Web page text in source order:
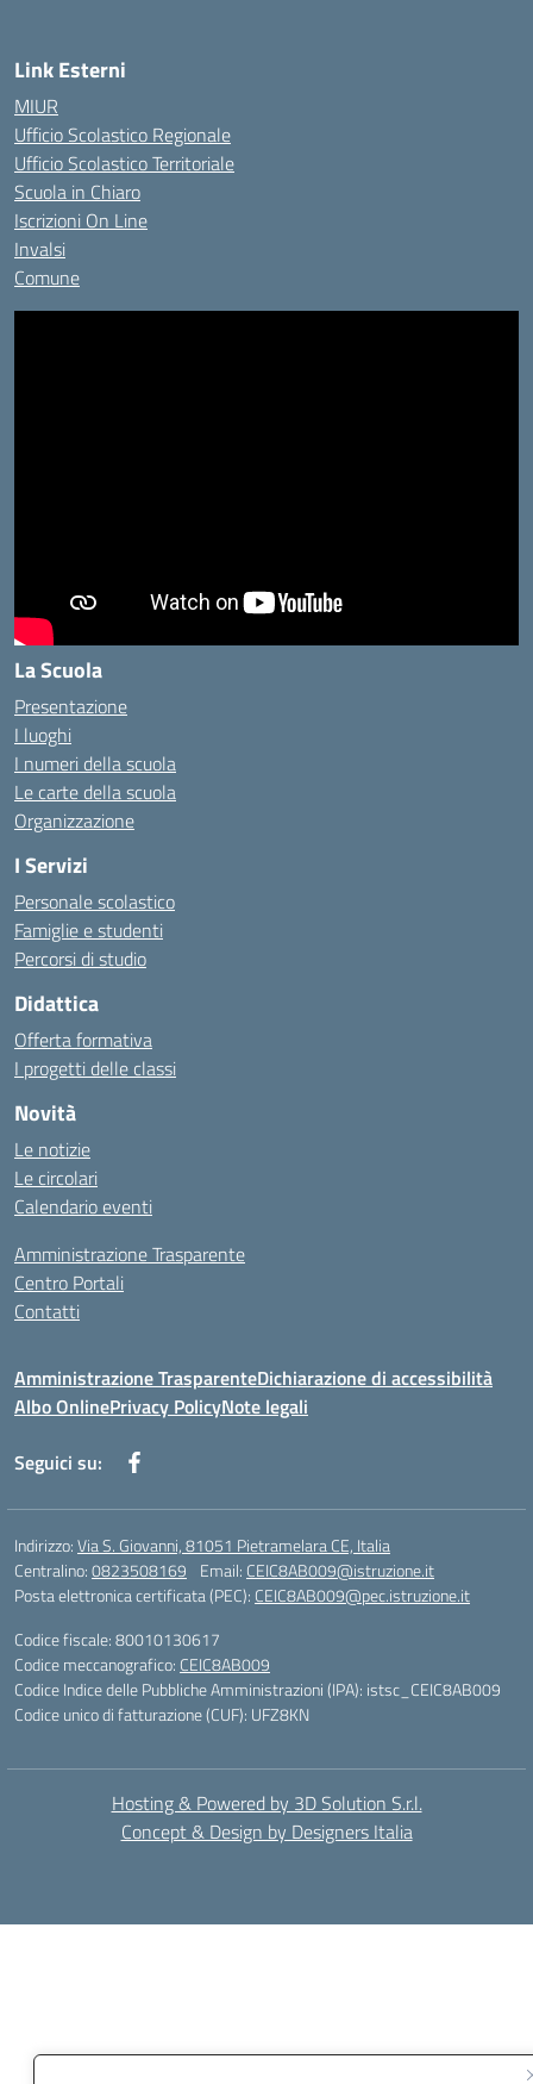
Link Esterni
MIUR
Ufficio Scolastico Regionale
Ufficio Scolastico Territoriale
Scuola in Chiaro
Iscrizioni On Line
Invalsi
Comune
La Scuola
Presentazione
I luoghi
I numeri della scuola
Le carte della scuola
Organizzazione
I Servizi
Personale scolastico
Famiglie e studenti
Percorsi di studio
Didattica
Offerta formativa
I progetti delle classi
Novità
Le notizie
Le circolari
Calendario eventi
Amministrazione Trasparente
Centro Portali
Contatti
Amministrazione TrasparenteDichiarazione di accessibilità
Albo OnlinePrivacy PolicyNote legali
Seguici su:
Indirizzo:Via S. Giovanni, 81051 Pietramelara CE, Italia
Centralino:0823508169 Email: CEIC8AB009@istruzione.it
Posta elettronica certificata (PEC): CEIC8AB009@pec.istruzione.it
Codice fiscale: 80010130617
Codice meccanografico: CEIC8AB009
Codice Indice delle Pubbliche Amministrazioni (IPA): istsc_CEIC8AB009
Codice unico di fatturazione (CUF): UFZ8KN
Hosting & Powered by 3D Solution S.r.l.
Concept & Design by Designers Italia